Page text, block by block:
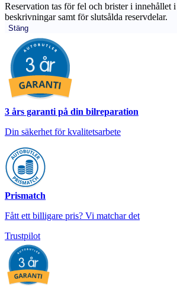
Reservation tas för fel och brister i innehållet
beskrivningar samt för slutsålda reservdelar.
Stäng
3 års garanti på din bilreparation
Din säkerhet för kvalitetsarbete
Prismatch
Fått ett billigare pris? Vi matchar det
Trustpilot